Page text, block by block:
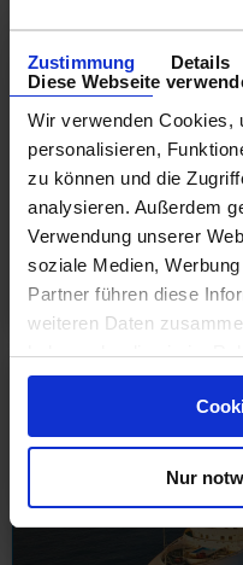
Zustimmung Details
Diese Webseite
Wir verwenden Cookies,
personalisieren,
zu können und die
analysieren. Außerdem
Verwendung unserer
soziale Medien,
Partner führen diese
weiteren Daten
haben oder die sie im
gesammelt haben.
Nur
Kanaren
AIDA LIGHT Andalusien
Tage ab Barcelona an
01.11.26 - 11.11.27